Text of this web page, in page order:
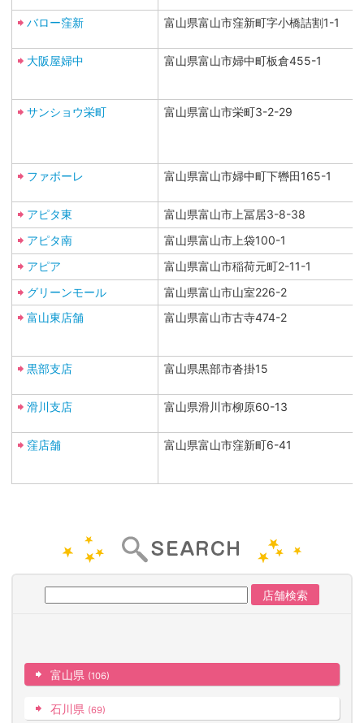
バロー窪新 富山県富山市窪新町字小橋詰割1-1
大阪屋婦中 富山県富山市婦中町板倉455-1
サンショウ栄町 富山県富山市栄町3-2-29
ファボーレ 富山県富山市婦中町下轡田165-1
アピタ東
富山県富山市上冨居3-8-38
アピタ南
富山県富山市上袋100-1
アピア
富山県富山市稲荷元町2-11-1
グリーンモール
富山県富山市山室226-2
富山東店舗
富山県富山市古寺474-2
黒部支店 富山県黒部市沓掛15
滑川支店 富山県滑川市柳原60-13
窪店舗 富山県富山市窪新町6-41
富山県 (106)
石川県 (69)